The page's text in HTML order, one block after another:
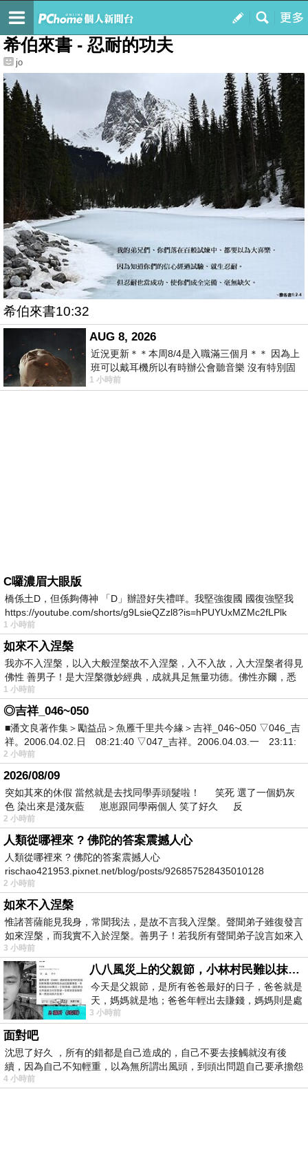
我的
最新文章
希伯來書 - 忍耐的功夫
jo
希伯來書10:32
AUG 8, 2026
近況更新＊＊本周8/4是入職滿三個月＊＊ 因為上
班可以戴耳機所以有時辦公會聽音樂 沒有特別固
定哪天但就是一周某一天會固定聽'90
1 小時前
C囉濃眉大眼版
橋係土D，但係夠傳神 「D」辦證好失禮咩。我堅強復國 國復強堅我
https://youtube.com/shorts/g9LsieQZzl8?is=hPUYUxMZMc2fLPlk
1 小時前
如來不入涅槃
我亦不入涅槃，以入大般涅槃故不入涅槃，入不入故，入大涅槃者得見
佛性 善男子！是大涅槃微妙經典，成就具足無量功德。佛性亦爾，悉
1 小時前
◎吉祥_046~050
■潘文良著作集＞勵益品＞魚雁千里共今緣＞吉祥_046~050 ▽046_吉
祥。2006.04.02.日 08:21:40 ▽047_吉祥。2006.04.03.一 23:11:
2 小時前
2026/08/09
突如其來的休假 當然就是去找同學弄頭髮啦！ 笑死 選了一個奶灰
色 染出來是淺灰藍 崽崽跟同學兩個人 笑了好久 反
2 小時前
人類從哪裡來 ? 佛陀的答案震撼人心
人類從哪裡來 ? 佛陀的答案震撼人心
rischao421953.pixnet.net/blog/posts/926857528435010128
2 小時前
如來不入涅槃
惟諸菩薩能見我身，常聞我法，是故不言我入涅槃。聲聞弟子雖復發言
如來涅槃，而我實不入於涅槃。善男子！若我所有聲聞弟子說言如來入
3 小時前
八八風災上的父親節，小林村民難以抹滅的痛
今天是父親節，是所有爸爸最好的日子，爸爸就是
天，媽媽就是地；爸爸年輕出去賺錢，媽媽則是處
理家務，職業不分高低貴賤，只有人品才
3 小時前
面對吧
沈思了好久 ，所有的錯都是自己造成的，自己不要去接觸就沒有後
續，因為自己不知輕重，以為無所謂出風頭，到頭出問題自己要承擔怨
不
4 小時前